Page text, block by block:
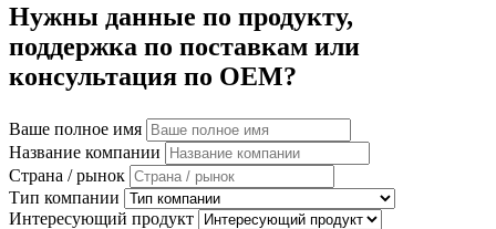
Нужны данные по продукту,
поддержка по поставкам или
консультация по OEM?
Ваше полное имя
Название компании
Страна / рынок
Тип компании
Интересующий продукт